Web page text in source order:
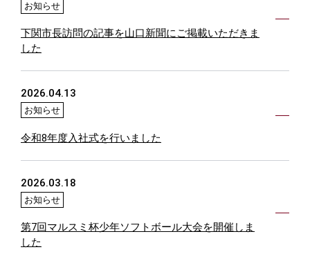
お知らせ
下関市長訪問の記事を山口新聞にご掲載いただきま
した
2026.04.13
お知らせ
令和8年度入社式を行いました
2026.03.18
お知らせ
第7回マルスミ杯少年ソフトボール大会を開催しま
した